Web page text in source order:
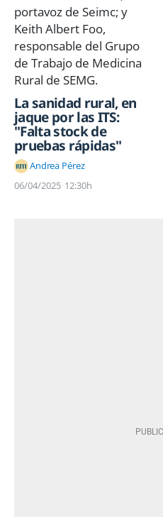
La sanidad rural, en
jaque por las ITS:
"Falta stock de
pruebas rápidas"
Andrea Pérez
06/04/2025 12:30h